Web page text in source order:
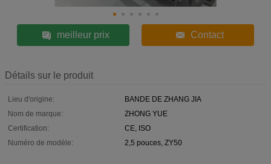
meilleur prix Contact
Détails sur le produit
Lieu d'origine:
BANDE DE ZHANG JIA
Nom de marque:
ZHONG YUE
Certification:
CE, ISO
Numéro de modèle:
2,5 pouces, ZY50